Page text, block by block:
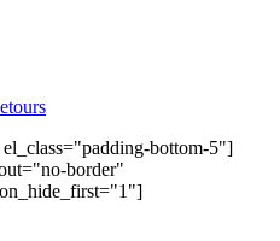
bottom-5"]
border"